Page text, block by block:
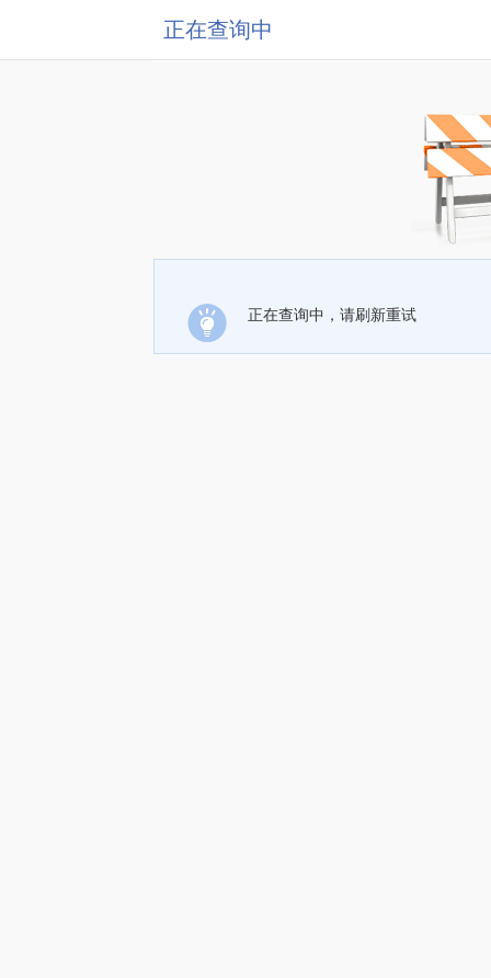
正在查询中
正在查询中，请刷新重试